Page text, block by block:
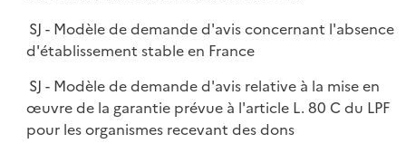
SJ - Modèle de demande d'avis concernant l'absence
d'établissement stable en France
SJ - Modèle de demande d'avis relative à la mise en
œuvre de la garantie prévue à l'article L. 80 C du LPF
pour les organismes recevant des dons